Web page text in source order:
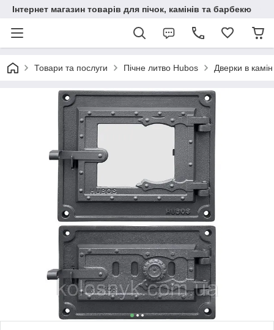
Інтернет магазин товарів для пічок, камінів та барбекю
Товари та послуги Пічне литво Hubos Дверки в